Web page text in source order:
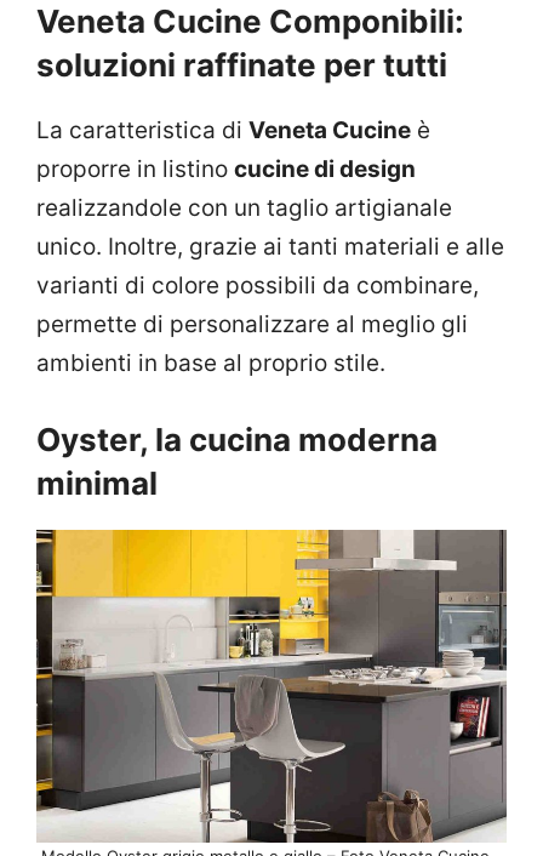
Veneta Cucine Componibili:
soluzioni raffinate per tutti
La caratteristica di Veneta Cucine è
proporre in listino cucine di design
realizzandole con un taglio artigianale
unico. Inoltre, grazie ai tanti materiali e alle
varianti di colore possibili da combinare,
permette di personalizzare al meglio gli
ambienti in base al proprio stile.
Oyster, la cucina moderna
minimal